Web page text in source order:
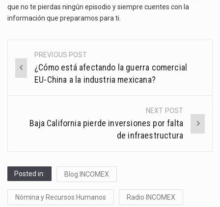
que no te pierdas ningún episodio y siempre cuentes con la
información que preparamos para ti.
Post
navigation
PREVIOUS POST
¿Cómo está afectando la guerra comercial
EU-China a la industria mexicana?
NEXT POST
Baja California pierde inversiones por falta
de infraestructura
Posted in: Blog INCOMEX
Nómina y Recursos Humanos Radio INCOMEX